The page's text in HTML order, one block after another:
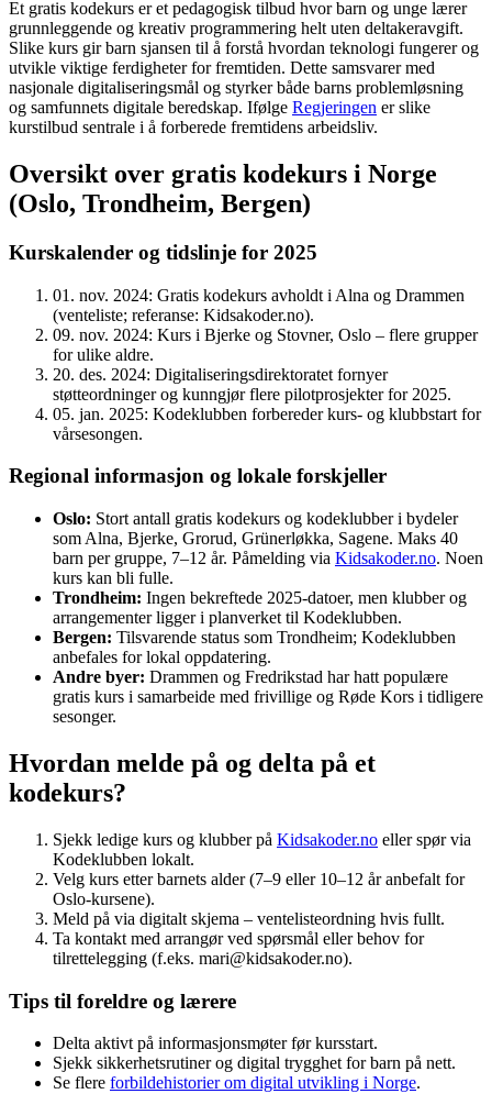
Et gratis kodekurs er et pedagogisk tilbud hvor barn og unge lærer
grunnleggende og kreativ programmering helt uten deltakeravgift.
Slike kurs gir barn sjansen til å forstå hvordan teknologi fungerer og
utvikle viktige ferdigheter for fremtiden. Dette samsvarer med
nasjonale digitaliseringsmål og styrker både barns problemløsning
og samfunnets digitale beredskap. Ifølge Regjeringen er slike
kurstilbud sentrale i å forberede fremtidens arbeidsliv.
Oversikt over gratis kodekurs i Norge
(Oslo, Trondheim, Bergen)
Kurskalender og tidslinje for 2025
01. nov. 2024: Gratis kodekurs avholdt i Alna og Drammen
(venteliste; referanse: Kidsakoder.no).
09. nov. 2024: Kurs i Bjerke og Stovner, Oslo – flere grupper
for ulike aldre.
20. des. 2024: Digitaliseringsdirektoratet fornyer
støtteordninger og kunngjør flere pilotprosjekter for 2025.
05. jan. 2025: Kodeklubben forbereder kurs- og klubbstart for
vårsesongen.
Regional informasjon og lokale forskjeller
Oslo: Stort antall gratis kodekurs og kodeklubber i bydeler
som Alna, Bjerke, Grorud, Grünerløkka, Sagene. Maks 40
barn per gruppe, 7–12 år. Påmelding via Kidsakoder.no. Noen
kurs kan bli fulle.
Trondheim: Ingen bekreftede 2025-datoer, men klubber og
arrangementer ligger i planverket til Kodeklubben.
Bergen: Tilsvarende status som Trondheim; Kodeklubben
anbefales for lokal oppdatering.
Andre byer: Drammen og Fredrikstad har hatt populære
gratis kurs i samarbeide med frivillige og Røde Kors i tidligere
sesonger.
Hvordan melde på og delta på et
kodekurs?
Sjekk ledige kurs og klubber på Kidsakoder.no eller spør via
Kodeklubben lokalt.
Velg kurs etter barnets alder (7–9 eller 10–12 år anbefalt for
Oslo-kursene).
Meld på via digitalt skjema – ventelisteordning hvis fullt.
Ta kontakt med arrangør ved spørsmål eller behov for
tilrettelegging (f.eks. mari@kidsakoder.no).
Tips til foreldre og lærere
Delta aktivt på informasjonsmøter før kursstart.
Sjekk sikkerhetsrutiner og digital trygghet for barn på nett.
Se flere forbildehistorier om digital utvikling i Norge.